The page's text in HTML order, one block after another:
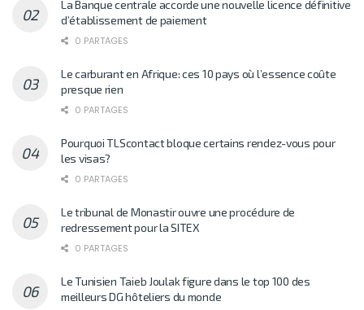
La Banque centrale accorde une nouvelle licence définitive
d’établissement de paiement
0 PARTAGES
Le carburant en Afrique: ces 10 pays où l’essence coûte
presque rien
0 PARTAGES
Pourquoi TLScontact bloque certains rendez-vous pour
les visas?
0 PARTAGES
Le tribunal de Monastir ouvre une procédure de
redressement pour la SITEX
0 PARTAGES
Le Tunisien Taieb Joulak figure dans le top 100 des
meilleurs DG hôteliers du monde